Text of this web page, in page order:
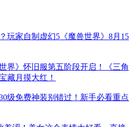
玩家自制虚幻5《魔兽世界》8月15
界》怀旧服第五阶段开启！《三角
藏月摸大红！
级免费神装别错过！新手必看重点